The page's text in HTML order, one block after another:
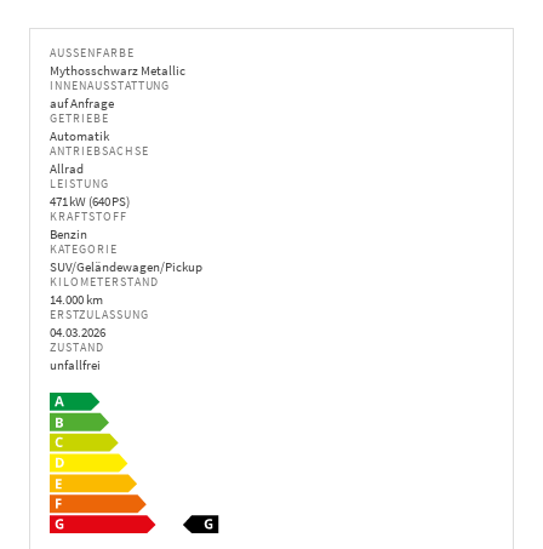
AUSSENFARBE
Mythosschwarz Metallic
INNENAUSSTATTUNG
auf Anfrage
GETRIEBE
Automatik
ANTRIEBSACHSE
Allrad
LEISTUNG
471 kW (640 PS)
KRAFTSTOFF
Benzin
KATEGORIE
SUV/Geländewagen/Pickup
KILOMETERSTAND
14.000 km
ERSTZULASSUNG
04.03.2026
ZUSTAND
unfallfrei